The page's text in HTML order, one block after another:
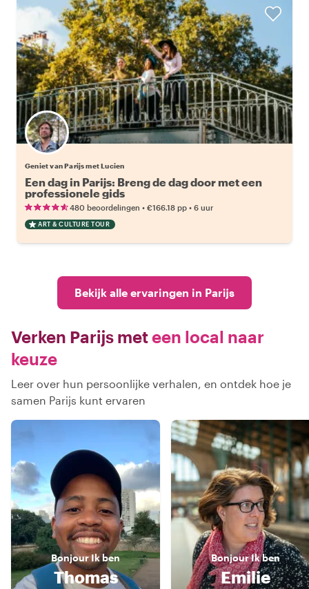
Geniet van Parijs met Lucien
Een dag in Parijs: Breng de dag door met een
professionele gids
480 beoordelingen • €166.18 pp • 6 uur
ART & CULTURE TOUR
Bekijk alle ervaringen in Parijs
Verken Parijs meteen local naar
keuze
Leer over hun persoonlijke verhalen, en ontdek hoe je
samen Parijs kunt ervaren
BonjourIk ben
Thomas
BonjourIk ben
Emilie